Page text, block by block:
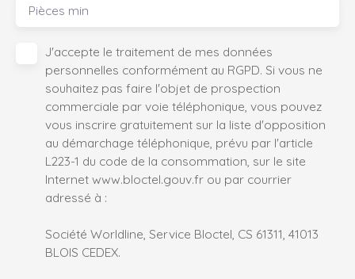
Pièces min
J'accepte le traitement de mes données
personnelles conformément au RGPD. Si vous ne
souhaitez pas faire l'objet de prospection
commerciale par voie téléphonique, vous pouvez
vous inscrire gratuitement sur la liste d'opposition
au démarchage téléphonique, prévu par l'article
L223-1 du code de la consommation, sur le site
Internet www.bloctel.gouv.fr ou par courrier
adressé à :
Société Worldline, Service Bloctel, CS 61311, 41013
BLOIS CEDEX.